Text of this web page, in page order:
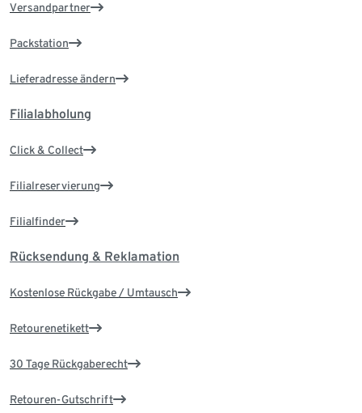
Versandpartner
Packstation
Lieferadresse ändern
Filialabholung
Click & Collect
Filialreservierung
Filialfinder
Rücksendung & Reklamation
Kostenlose Rückgabe / Umtausch
Retourenetikett
30 Tage Rückgaberecht
Retouren-Gutschrift